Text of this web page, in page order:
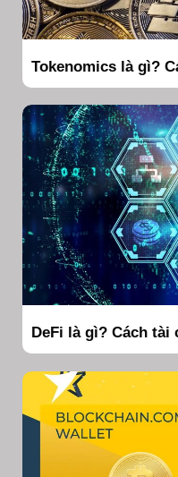
Tokenomics là gì?
DeFi là gì? Cách tài